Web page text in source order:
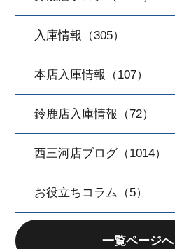
入庫情報（305）
本店入庫情報（107）
鈴鹿店入庫情報（72）
西三河店ブログ（1014）
お役立ちコラム（5）
一覧ページへ